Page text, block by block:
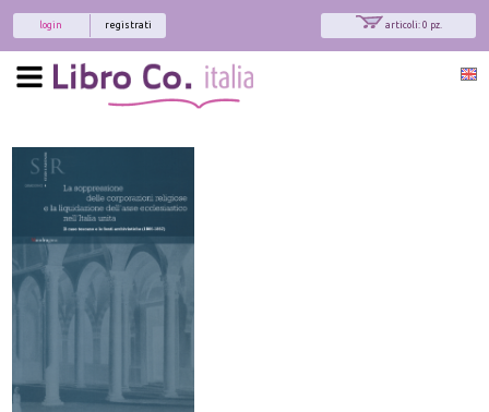
articoli: 0 pz.
registrati
login